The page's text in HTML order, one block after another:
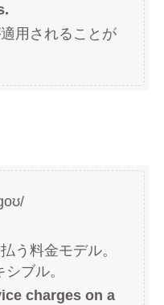
用されることが
う料金モデル。
ブル。
charges on a